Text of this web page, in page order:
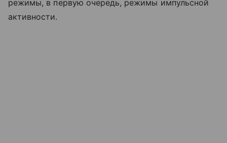
режимы, в первую очередь, режимы импульсной
активности.